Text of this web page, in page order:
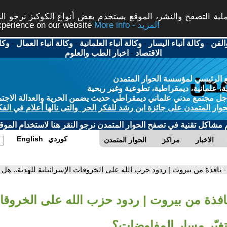
التصفح والنشر، الموقع يستخدم بعض أنواع الكوكيز نرجو
on our website
More info - المزيد
-وكالة أنباء اليسار -وكالة أنباء العلمانية -وكالة أنباء العمال -
الاقتصاد - اخبار الطب والعلوم
الرئيسي لمؤسسة الحوار المتمدن
علمانية، ديمقراطية، تطوعية وغير ربحية
مجتمع مدني علماني ديمقراطي حديث يضمن الحرية والعدالة
المتمدن على جائزة ابن رشد للفكر الحر والتى نالها أعلام في
مشاكل تقنية في تصفح الحوار المتمدن نرجو النقر هنا لاستخدام
الحوار المتمدن مراكز الاخبار English كوردي
- نافذة من بيروت | ردود حزب الله على الخروقات الإسرائيلية للهدنة..
من بيروت | ردود حزب الله على